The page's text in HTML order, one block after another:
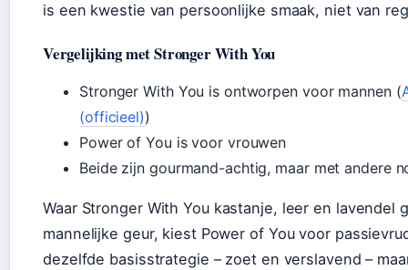
is een kwestie van persoonlijke smaak, niet van
Vergelijking met Stronger With You
Stronger With You is ontworpen voor mannen (
(officieel))
Power of You is voor vrouwen
Beide zijn gourmand-achtig, maar met andere
Waar Stronger With You kastanje, leer en lavendel
mannelijke geur, kiest Power of You voor
dezelfde basisstrategie – zoet en verslavend –